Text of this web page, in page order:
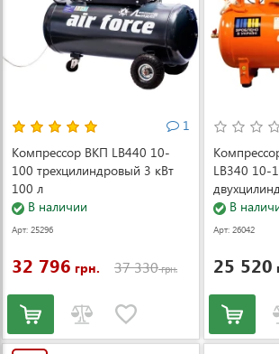
1
Компрессор ВКП LB440 10-
100 трехцилиндровый 3 кВт
100 л
В наличии
Арт: 25296
32 796 грн. 37 330грн.
LB340 10-
л
В
Арт: 26042
25 520